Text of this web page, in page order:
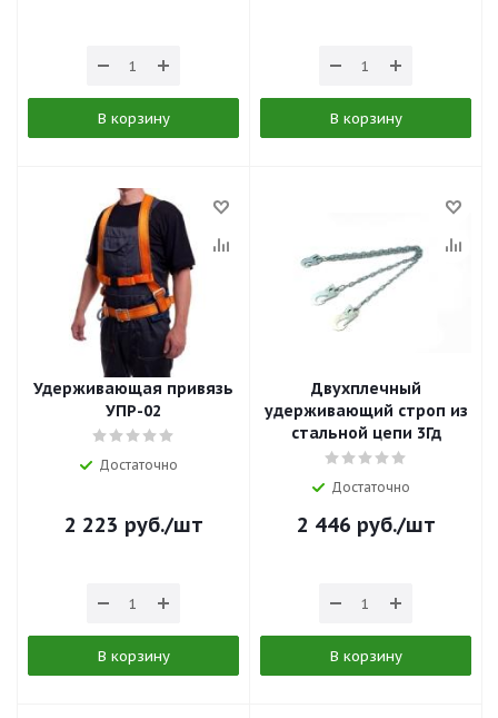
В корзину В корзину
Удерживающая привязь
УПР-02
Достаточно
2 223 руб./шт
В корзину
Двухплечный
удерживающий строп из
стальной цепи 3Гд
Достаточно
2 446 руб./шт
В корзину